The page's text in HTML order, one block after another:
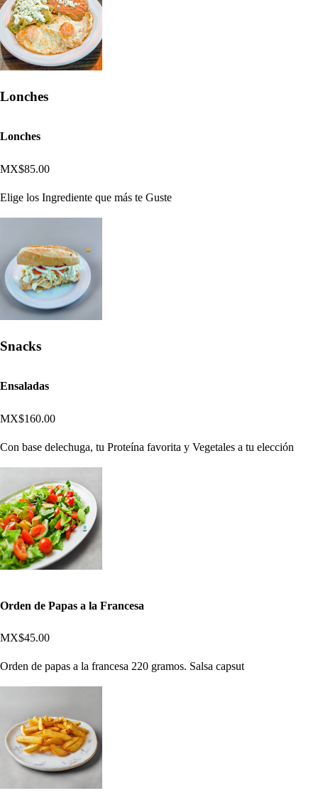
Lonches
Lonches
MX$85.00
Elige los Ingrediente que más te Guste
Snacks
Ensaladas
MX$160.00
Con base delechuga, tu Proteína favorita y Vegetales a tu elección
Orden de Papas a la Francesa
MX$45.00
Orden de papas a la francesa 220 gramos. Salsa capsut